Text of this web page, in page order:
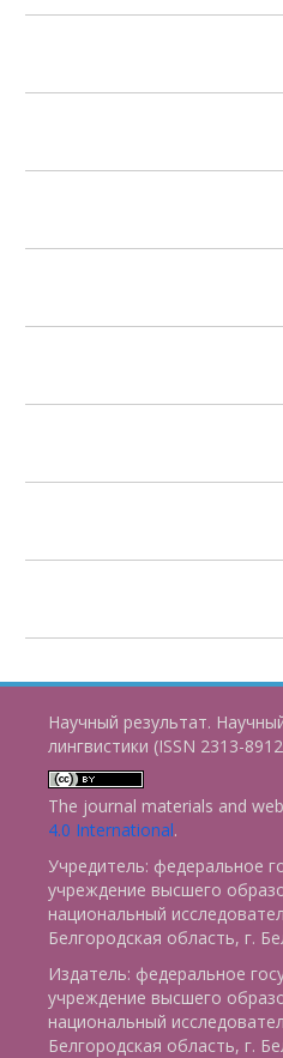
Научный результат.
лингвистики (ISSN 2313-
The journal materials and
4.0 International.
Учредитель: федеральное
учреждение высшего
национальный
Белгородская область, г.
Издатель: федеральное
учреждение высшего
национальный
Белгородская область, г.